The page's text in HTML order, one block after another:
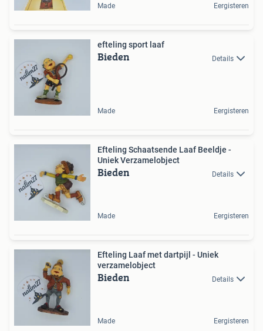
Made Eergisteren
efteling sport laaf
Bieden Details
Made Eergisteren
Efteling Schaatsende Laaf Beeldje -
Uniek Verzamelobject
Bieden Details
Made Eergisteren
Efteling Laaf met dartpijl - Uniek
verzamelobject
Bieden Details
Made Eergisteren